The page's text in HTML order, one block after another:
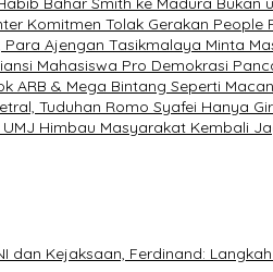
Komitmen Tolak Gerakan
Para Ajengan Tasikmalaya Minta
Mahasiswa Pro Demokrasi
ARB & Mega Bintang Seperti
Tuduhan Romo Syafei Hanya
UMJ Himbau Masyarakat Kembali
dan Kejaksaan, Ferdinand: